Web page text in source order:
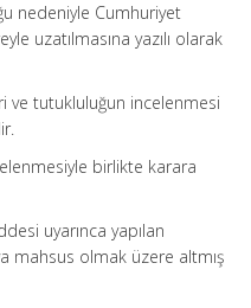
nedeniyle Cumhuriyet
uzatılmasına yazılı olarak
ve tutukluluğun incelenmesi
birlikte karara
uyarınca yapılan
mahsus olmak üzere altmış